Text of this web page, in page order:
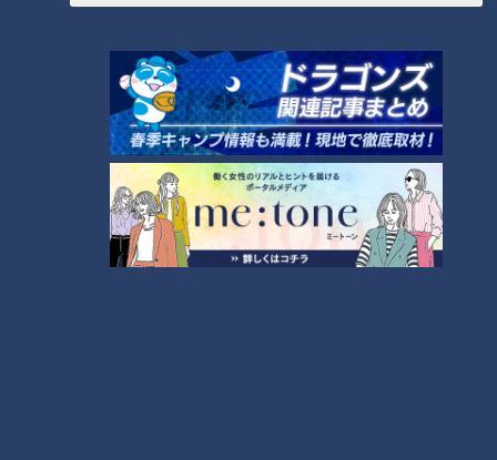
の話を続ける当時の渡辺アナ。永岡アナが「進まんわ！秋元康
さんが目の前にいらっしゃる？」とツッコむと、渡辺アナは
「大学時代、秋元康作詞教室に通っておりました」と明かしま
永岡アナは「ちゃんと講座に通っていたから、作詞の意気込み
を面接で！違うの！作詞の意気込みはいらないの！ニュース伝
えたい、バラエティやりたい、早く言ってよ！」と畳みかけま